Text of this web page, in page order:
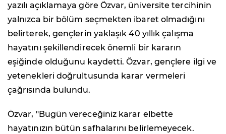
yazılı açıklamaya göre Özvar, üniversite tercihinin
yalnızca bir bölüm seçmekten ibaret olmadığını
belirterek, gençlerin yaklaşık 40 yıllık çalışma
hayatını şekillendirecek önemli bir kararın
eşiğinde olduğunu kaydetti. Özvar, gençlere ilgi ve
yetenekleri doğrultusunda karar vermeleri
çağrısında bulundu.
Özvar, "Bugün vereceğiniz karar elbette
hayatınızın bütün safhalarını belirlemeyecek.